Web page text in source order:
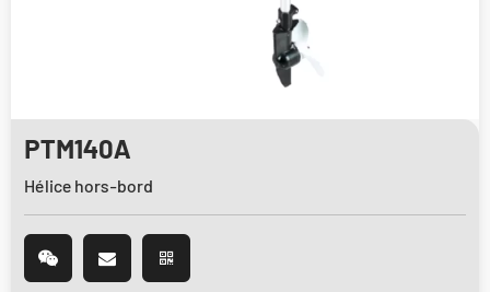
PTM140A
Hélice hors-bord